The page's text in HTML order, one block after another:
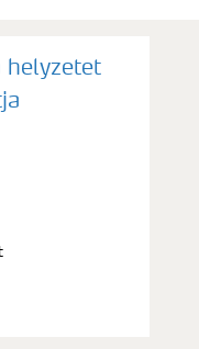
helyzetet